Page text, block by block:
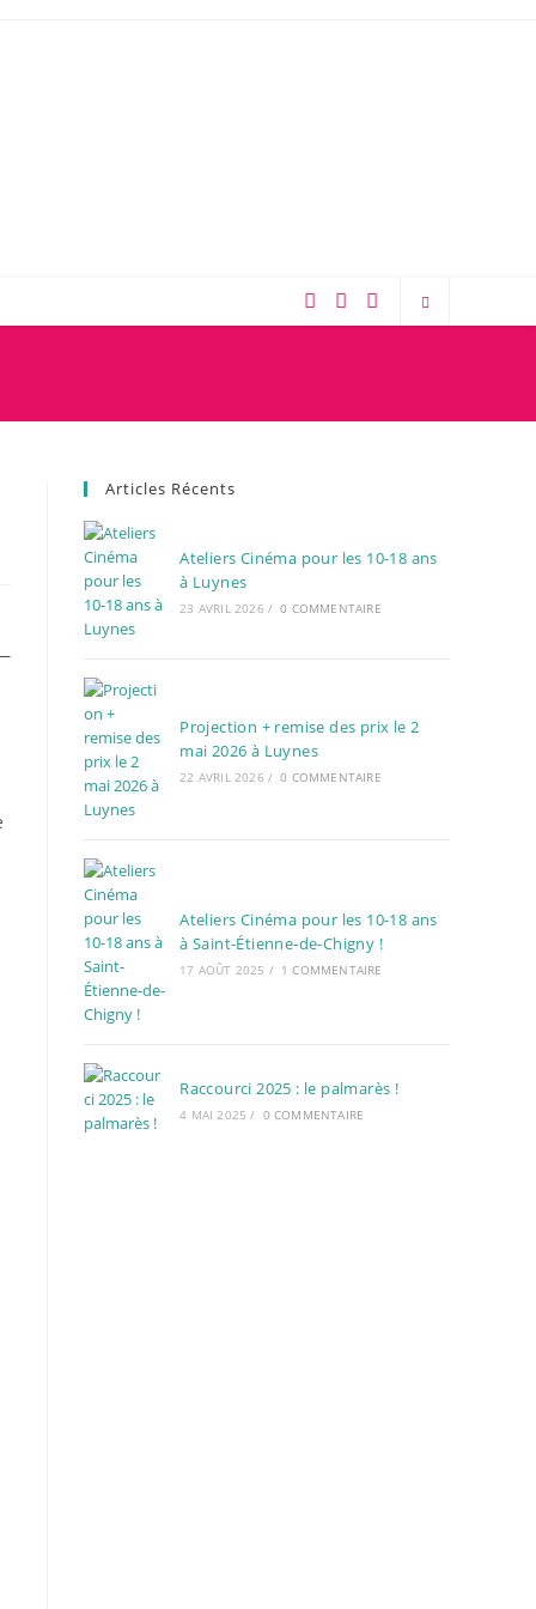
Articles Récents
Ateliers Cinéma pour les 10-18 ans
à Luynes
23 AVRIL 2026 / 0 COMMENTAIRE
Projection + remise des prix le 2
mai 2026 à Luynes
22 AVRIL 2026 / 0 COMMENTAIRE
Ateliers Cinéma pour les 10-18 ans
à Saint-Étienne-de-Chigny !
17 AOÛT 2025 / 1 COMMENTAIRE
Raccourci 2025 : le palmarès !
4 MAI 2025 / 0 COMMENTAIRE